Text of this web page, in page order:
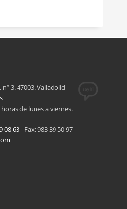
3. 47003. Valladolid
de lunes a viernes.
08 63- Fax: 983 39 50 97